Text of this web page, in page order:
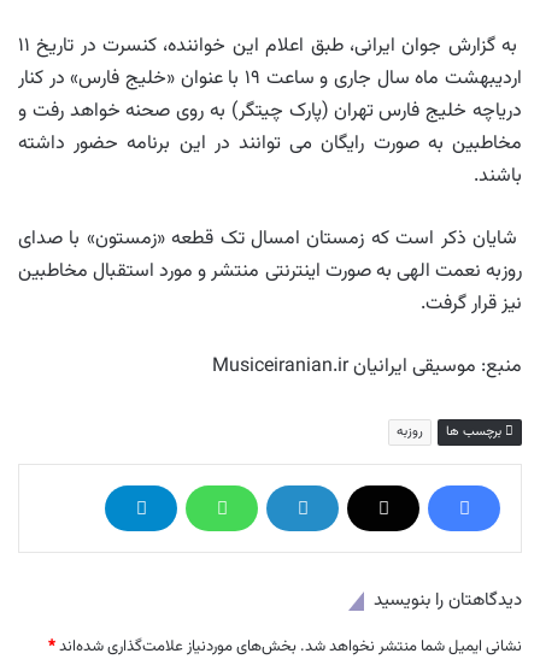
به گزارش جوان ایرانی، طبق اعلام این خواننده، کنسرت در تاریخ ۱۱
اردیبهشت ماه سال جاری و ساعت ۱۹ با عنوان «خلیج فارس»‌ در کنار
دریاچه خلیج فارس تهران (پارک چیتگر) به روی صحنه خواهد رفت و
مخاطبین به صورت رایگان می توانند در این برنامه حضور داشته
باشند.
شایان ذکر است که زمستان امسال تک قطعه «زمستون» با صدای
روزبه نعمت الهی به صورت اینترنتی منتشر و مورد استقبال مخاطبین
نیز قرار گرفت.
منبع: موسیقی ایرانیان Musiceiranian.ir
برچسب ها روزبه
دیدگاهتان را بنویسید
نشانی ایمیل شما منتشر نخواهد شد. بخش‌های موردنیاز علامت‌گذاری شده‌اند*